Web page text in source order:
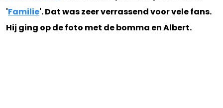
'Familie'. Dat was zeer verrassend voor vele fans.
Hij ging op de foto met de bomma en Albert.